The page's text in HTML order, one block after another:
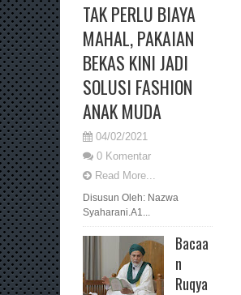
TAK PERLU BIAYA
MAHAL, PAKAIAN
BEKAS KINI JADI
SOLUSI FASHION
ANAK MUDA
04/02/2021
0 Komentar
Read More...
Disusun Oleh: Nazwa
Syaharani.A1...
Bacaa
n
Ruqya